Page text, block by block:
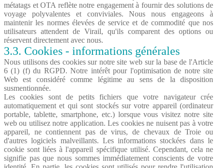
métatags et OTA reflète notre engagement à fournir des solutions de
voyage polyvalentes et conviviales. Nous nous engageons à
maintenir les normes élevées de service et de commodité que nos
utilisateurs attendent de Virail, qu'ils comparent des options ou
réservent directement avec nous.
3.3. Cookies - informations générales
Nous utilisons des cookies sur notre site web sur la base de l'Article
6 (1) (f) du RGPD. Notre intérêt pour l'optimisation de notre site
Web est considéré comme légitime au sens de la disposition
susmentionnée.
Les cookies sont de petits fichiers que votre navigateur crée
automatiquement et qui sont stockés sur votre appareil (ordinateur
portable, tablette, smartphone, etc.) lorsque vous visitez notre site
web ou utilisez notre application. Les cookies ne nuisent pas à votre
appareil, ne contiennent pas de virus, de chevaux de Troie ou
d'autres logiciels malveillants. Les informations stockées dans le
cookie sont liées à l'appareil spécifique utilisé. Cependant, cela ne
signifie pas que nous sommes immédiatement conscients de votre